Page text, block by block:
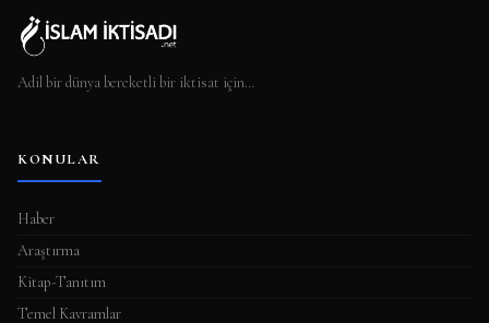
Adil bir dünya bereketli bir iktisat için…
KONULAR
Haber
Araştırma
Kitap-Tanıtım
Temel Kavramlar